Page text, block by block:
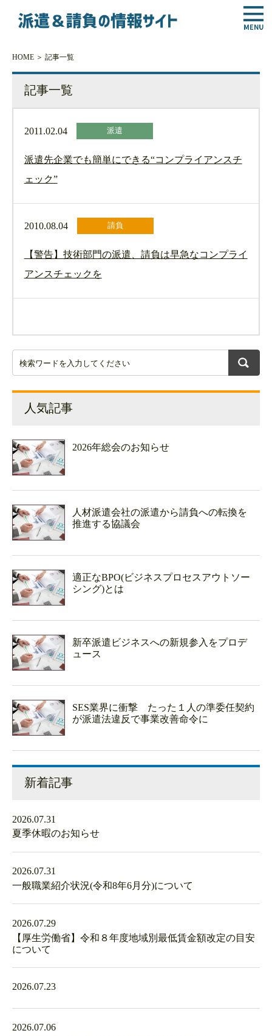
HOME＞ 記事一覧
記事一覧
2011.02.04 派遣
派遣先企業でも簡単にできる“コンプライアンスチ
ェック”
2010.08.04 請負
【警告】技術部門の派遣、請負は早急なコンプライ
アンスチェックを
人気記事
2026年総会のお知らせ
人材派遣会社の派遣から請負への転換を
推進する協議会
適正なBPO(ビジネスプロセスアウトソー
シング)とは
新卒派遣ビジネスへの新規参入をプロデ
ュース
SES業界に衝撃 たった１人の準委任契約
が派遣法違反で事業改善命令に
新着記事
2026.07.31
夏季休暇のお知らせ
2026.07.31
一般職業紹介状況(令和8年6月分)について
2026.07.29
【厚生労働省】令和８年度地域別最低賃金額改定の目安
について
2026.07.23
2026.07.06